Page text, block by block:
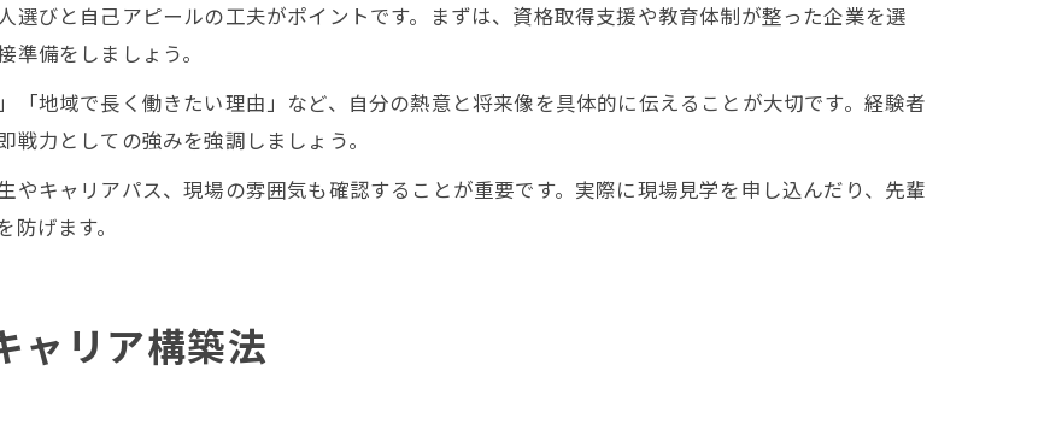
びと自己アピールの工夫がポイントです。まずは、資格取得支援や教育体制が整った企業を選
備をしましょう。
「地域で長く働きたい理由」など、自分の熱意と将来像を具体的に伝えることが大切です。経験者
力としての強みを強調しましょう。
やキャリアパス、現場の雰囲気も確認することが重要です。実際に現場見学を申し込んだり、先輩
げます。
ャリア構築法